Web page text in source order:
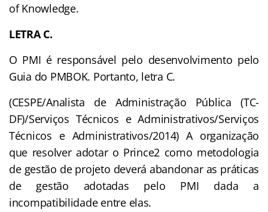
of Knowledge.
LETRA C.
O PMI é responsável pelo desenvolvimento pelo
Guia do PMBOK. Portanto, letra C.
(CESPE/Analista de Administração Pública (TC-
DF)/Serviços Técnicos e Administrativos/Serviços
Técnicos e Administrativos/2014) A organização
que resolver adotar o Prince2 como metodologia
de gestão de projeto deverá abandonar as práticas
de gestão adotadas pelo PMI dada a
incompatibilidade entre elas.